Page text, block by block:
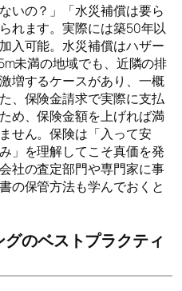
いの？」「水災補償は要ら
れます。実際には築50年以
入可能。水災補償はハザー
未満の地域でも、近隣の排
増するケースがあり、一概
、保険金請求で実際に支払
め、保険金額を上げれば満
せん。保険は「入って安
」を理解してこそ真価を発
社の査定部門や専門家に事
の保管方法も学んでおくと
のベストプラクティ